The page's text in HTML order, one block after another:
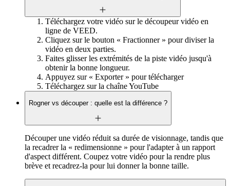
Téléchargez votre vidéo sur le découpeur vidéo en
ligne de VEED.
Cliquez sur le bouton « Fractionner » pour diviser la
vidéo en deux parties.
Faites glisser les extrémités de la piste vidéo jusqu'à
obtenir la bonne longueur.
Appuyez sur « Exporter » pour télécharger
Téléchargez sur la chaîne YouTube
Rogner vs découper : quelle est la différence ?
Découper une vidéo réduit sa durée de visionnage, tandis que
la recadrer la « redimensionne » pour l'adapter à un rapport
d'aspect différent. Coupez votre vidéo pour la rendre plus
brève et recadrez-la pour lui donner la bonne taille.